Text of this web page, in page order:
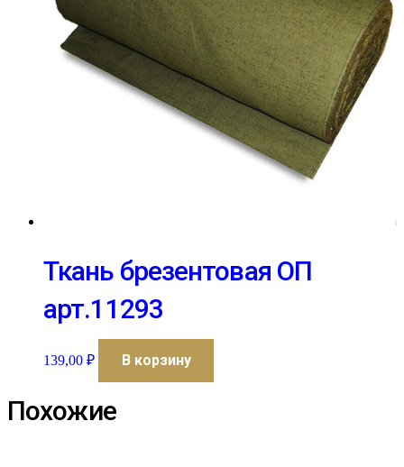
Ткань брезентовая ОП
арт.11293
139,00 ₽ В корзину
Похожие